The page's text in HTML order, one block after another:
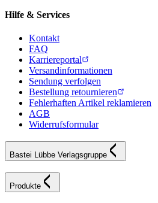
Hilfe & Services
Kontakt
FAQ
Karriereportal
Versandinformationen
Sendung verfolgen
Bestellung retournieren
Fehlerhaften Artikel reklamieren
AGB
Widerrufsformular
Bastei Lübbe Verlagsgruppe
Produkte